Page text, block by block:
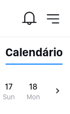
Calendário
17
Sun
18
Mon